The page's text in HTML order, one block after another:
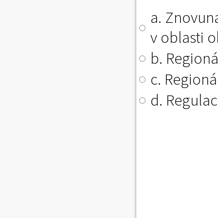
a.
v oblasti
b.
c.
d.